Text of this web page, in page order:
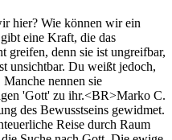
hier? Wie können wir ein
eine Kraft, die das
greifen, denn sie ist ungreifbar,
unsichtbar. Du weißt jedoch,
nennen sie
'Gott' zu ihr.<BR>Marko C.
des Bewusstseins gewidmet.
Reise durch Raum